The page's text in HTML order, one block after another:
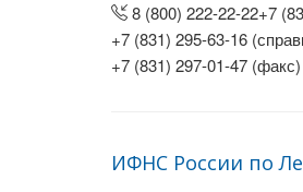
8 (800) 222-22-22+7
+7 (831) 295-63-16
+7 (831) 297-01-47 (факс)
ИФНС России по